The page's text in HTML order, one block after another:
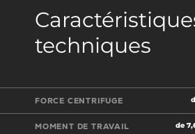
techniques
FORCE CENTRIFUGE
MOMENT DE TRAVAIL de